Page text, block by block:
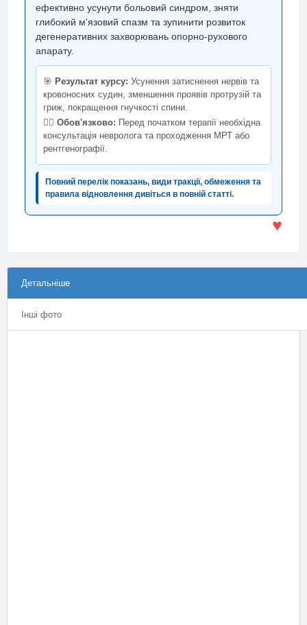
ефективно усунути больовий синдром, зняти
глибокий м'язовий спазм та зупинити розвиток
дегенеративних захворювань опорно-рухового
апарату.
🎯 Результат курсу: Усунення затиснення нервів та
кровоносних судин, зменшення проявів протрузій та
гриж, покращення гнучкості спини.
👨‍⚕️ Обов'язково: Перед початком терапії необхідна
консультація невролога та проходження МРТ або
рентгенографії.
Повний перелік показань, види тракції, обмеження та
правила відновлення дивіться в повній статті.
♥
Детальніше
Інші фото